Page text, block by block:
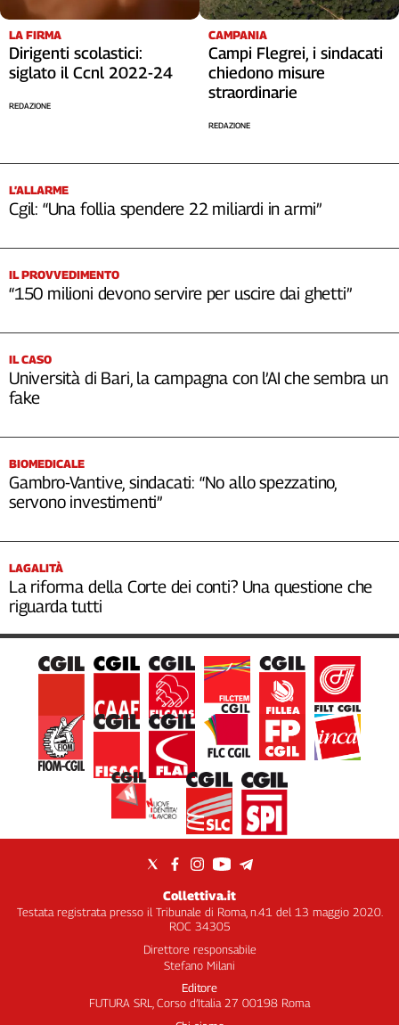
LA FIRMA
Dirigenti scolastici:
siglato il Ccnl 2022-24
REDAZIONE
CAMPANIA
Campi Flegrei, i sindacati
chiedono misure
straordinarie
REDAZIONE
L’ALLARME
Cgil: “Una follia spendere 22 miliardi in armi”
IL PROVVEDIMENTO
“150 milioni devono servire per uscire dai ghetti”
IL CASO
Università di Bari, la campagna con l’AI che sembra un
fake
BIOMEDICALE
Gambro-Vantive, sindacati: “No allo spezzatino,
servono investimenti”
LAGALITÀ
La riforma della Corte dei conti? Una questione che
riguarda tutti
Collettiva.it
Testata registrata presso il Tribunale di Roma, n.41 del 13 maggio 2020.
ROC 34305
Direttore responsabile
Stefano Milani
Editore
FUTURA SRL, Corso d’Italia 27 00198 Roma